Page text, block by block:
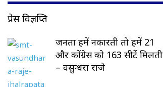
प्रेस विज्ञप्ति
जनता हमें नकारती तो हमें 21
और कोंग्रेस को 163 सीटें मिलती
– वसुन्धरा राजे